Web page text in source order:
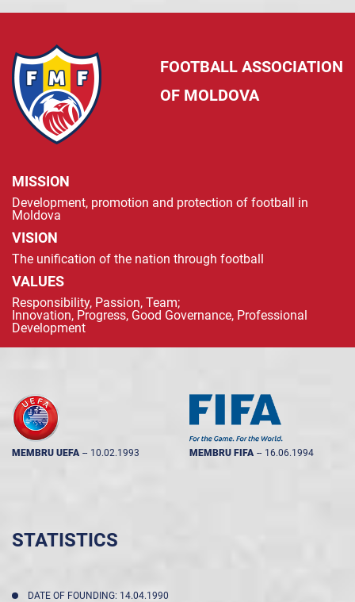
FOOTBALL ASSOCIATION
OF MOLDOVA
MISSION
Development, promotion and protection of football in
Moldova
VISION
The unification of the nation through football
VALUES
Responsibility, Passion, Team;
Innovation, Progress, Good Governance, Professional
Development
MEMBRU UEFA -- 10.02.1993 MEMBRU FIFA -- 16.06.1994
STATISTICS
DATE OF FOUNDING: 14.04.1990